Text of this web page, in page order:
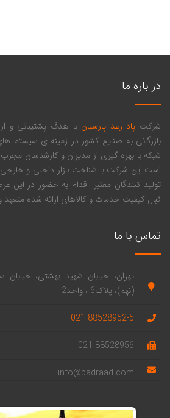
در باره ما
شرکت پاد رعد پارسیان با هدف پشتیبانی و
بازرگانی به صنایع کشور در زمینه ی سیستم
شبکه با بهره گیری از مدیران و کارشناسان
است.این شرکت با شناخت بازار داخلی و
تولید کنندگان معتبر, اقدام به حضور در این
قبال کیفیت خدمات و کالاهای ارائه شده
تماس با ما
تهران، خیابان شهید بهشتی،
(نهم)، پلاک6 ، واحد2
88528952-5 021
88528956 021
info@padraad.com